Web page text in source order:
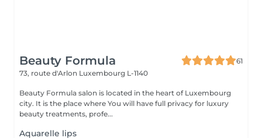
Beauty Formula
61
73, route d'Arlon Luxembourg L-1140
Beauty Formula salon is located in the heart of Luxembourg
city. It is the place where You will have full privacy for luxury
beauty treatments, profe...
Aquarelle lips